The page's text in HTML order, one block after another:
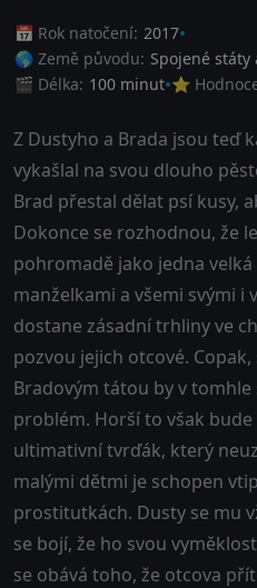
📅 Rok natočení: 2017
🌎 Země původu: Spojené státy
🎬 Délka: 100 minut ⭐
Z Dustyho a Brada jsou teď
vykašlal na svou dlouho
Brad přestal dělat psí kusy,
Dokonce se rozhodnou, že
pohromadě jako jedna
manželkami a všemi svými i
dostane zásadní trhliny ve
pozvou jejich otcové.
Bradovým tátou by v
problém. Horší to však
ultimativní tvrďák, který
malými dětmi je schopen
prostitutkách. Dusty se mu
se bojí, že ho svou
se obává toho, že otcova